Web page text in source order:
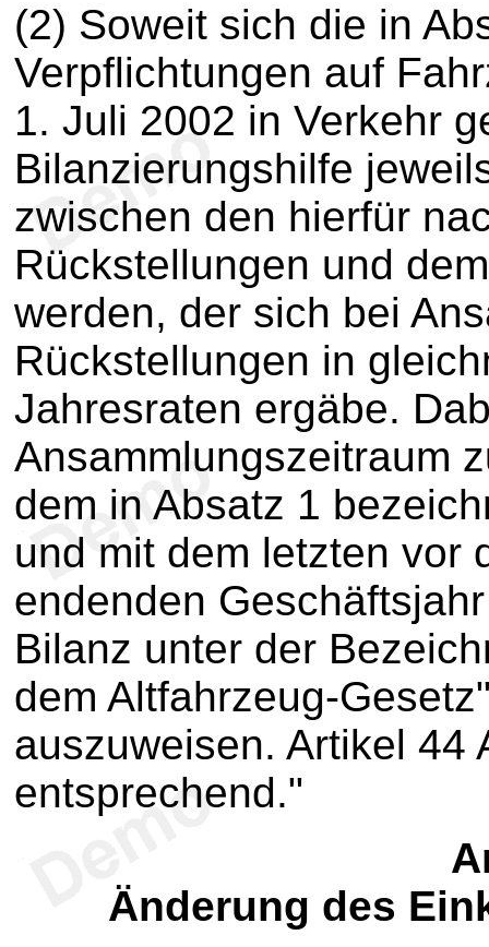
(2) Soweit sich die in
Verpflichtungen auf
1. Juli 2002 in Verkehr
Bilanzierungshilfe
zwischen den hierfür
Rückstellungen und
werden, der sich bei
Rückstellungen in
Jahresraten ergäbe.
Ansammlungszeitraum
dem in Absatz 1
und mit dem letzten vor
endenden
Bilanz unter der
dem Altfahrzeug-
auszuweisen. Artikel 44
entsprechend."
Änderung des